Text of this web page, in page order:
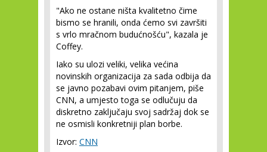
"Ako ne ostane ništa kvalitetno čime
bismo se hranili, onda ćemo svi završiti
s vrlo mračnom budućnošću", kazala je
Coffey.
Iako su ulozi veliki, velika većina
novinskih organizacija za sada odbija da
se javno pozabavi ovim pitanjem, piše
CNN, a umjesto toga se odlučuju da
diskretno zaključaju svoj sadržaj dok se
ne osmisli konkretniji plan borbe.
Izvor: CNN